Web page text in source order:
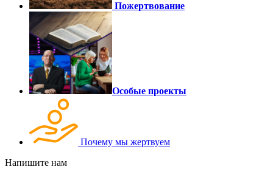
Пожертвование
Особые проекты
Почему мы жертвуем
Напишите нам